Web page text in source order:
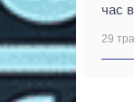
час
29